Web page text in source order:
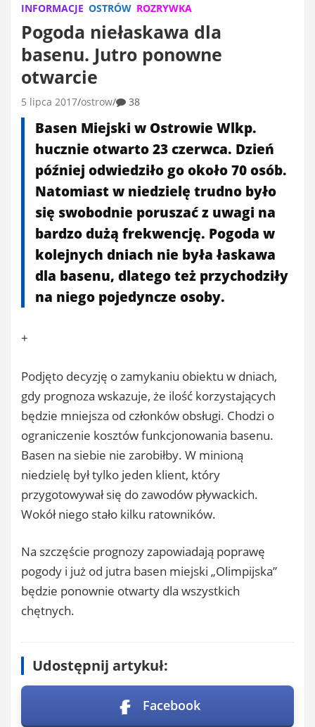
INFORMACJE OSTRÓW ROZRYWKA
Pogoda niełaskawa dla
basenu. Jutro ponowne
otwarcie
5 lipca 2017 ostrow 38
Basen Miejski w Ostrowie Wlkp.
hucznie otwarto 23 czerwca. Dzień
później odwiedziło go około 70 osób.
Natomiast w niedzielę trudno było
się swobodnie poruszać z uwagi na
bardzo dużą frekwencję. Pogoda w
kolejnych dniach nie była łaskawa
dla basenu, dlatego też przychodziły
na niego pojedyncze osoby.
+
Podjęto decyzję o zamykaniu obiektu w dniach,
gdy prognoza wskazuje, że ilość korzystających
będzie mniejsza od członków obsługi. Chodzi o
ograniczenie kosztów funkcjonowania basenu.
Basen na siebie nie zarobiłby. W minioną
niedzielę był tylko jeden klient, który
przygotowywał się do zawodów pływackich.
Wokół niego stało kilku ratowników.
Na szczęście prognozy zapowiadają poprawę
pogody i już od jutra basen miejski „Olimpijska”
będzie ponownie otwarty dla wszystkich
chętnych.
Udostępnij artykuł:
Facebook